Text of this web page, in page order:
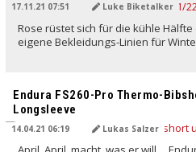
17.11.21 07:51 Luke Biketalker
Rose rüstet sich für die kühle
eigene Bekleidungs-Linien für
Endura FS260-Pro Thermo-
Longsleeve
14.04.21 06:19 Lukas Salzer